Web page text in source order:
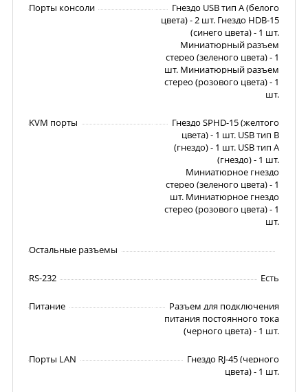
Порты консоли
Гнездо USB тип А (белого
цвета) - 2 шт. Гнездо HDB-15
(синего цвета) - 1 шт.
Миниатюрный разъем
стерео (зеленого цвета) - 1
шт. Миниатюрный разъем
стерео (розового цвета) - 1
шт.
KVM порты
Гнездо SPHD-15 (желтого
цвета) - 1 шт. USB тип В
(гнездо) - 1 шт. USB тип А
(гнездо) - 1 шт.
Миниатюрное гнездо
стерео (зеленого цвета) - 1
шт. Миниатюрное гнездо
стерео (розового цвета) - 1
шт.
Остальные разъемы
RS-232 Есть
Питание
Разъем для подключения
питания постоянного тока
(черного цвета) - 1 шт.
Порты LAN
Гнездо RJ-45 (черного
цвета) - 1 шт.